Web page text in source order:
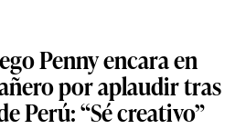
Penny encara en
por aplaudir tras
Perú: “Sé creativo”